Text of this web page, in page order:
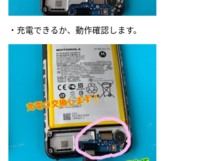
・充電できるか、動作確認します。